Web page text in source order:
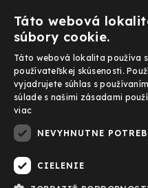
Prijímame
Táto webová
súbory cookie.
Táto webová lokalita používa
používateľskej skúsenosti.
vyjadrujete súhlas s
súlade s našimi zásadami
viac
NEVYHNUTNE
CIELENIE